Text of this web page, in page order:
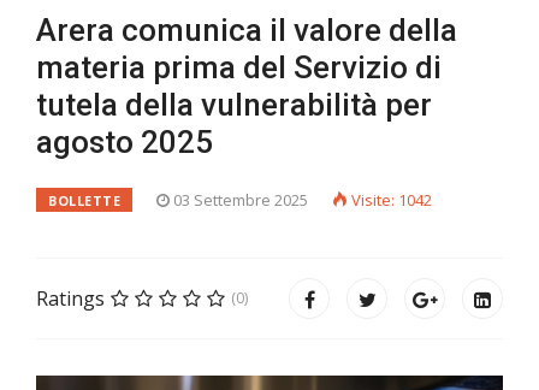
Arera comunica il valore della
materia prima del Servizio di
tutela della vulnerabilità per
agosto 2025
BOLLETTE 03 Settembre 2025 Visite: 1042
Ratings (0)